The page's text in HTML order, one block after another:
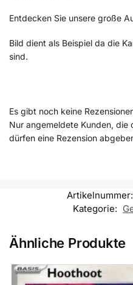
Entdecken Sie unsere große
Bild dient als Beispiel da die
sind.
Es gibt noch keine
Nur angemeldete Kunden,
dürfen eine Rezension
Artikelnummer:
Kategorie:
Ähnliche Produkte